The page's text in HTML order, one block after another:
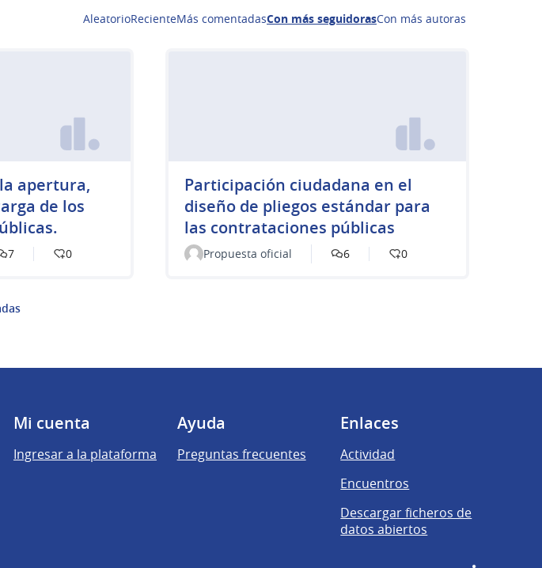
AleatorioRecienteMás comentadasCon más seguidorasCon más autoras
apertura,
de los
7 0
Participación ciudadana en el
diseño de pliegos estándar para
las contrataciones públicas
Propuesta oficial 6 0
Mi cuenta
Ingresar a la plataforma
Ayuda
Preguntas frecuentes
Enlaces
Actividad
Encuentros
Descargar ficheros de
datos abiertos